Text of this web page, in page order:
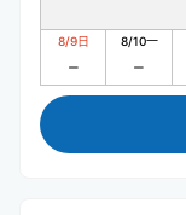
8/9日 8/10一